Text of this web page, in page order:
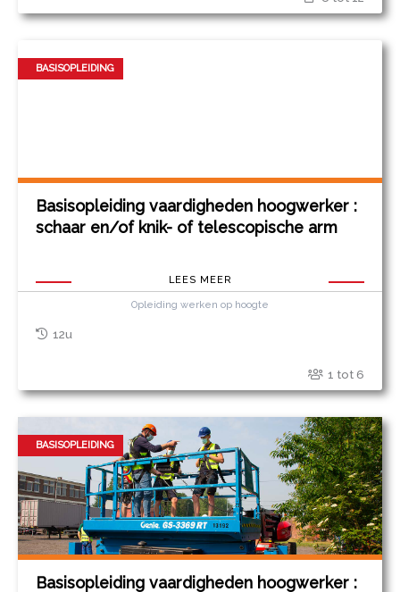
Basisopleiding vaardigheden hoogwerker :
schaar en/of knik- of telescopische arm
LEES MEER
Opleiding werken op hoogte
BASISOPLEIDING
12u
1 tot 6
Basisopleiding vaardigheden hoogwerker :
BASISOPLEIDING